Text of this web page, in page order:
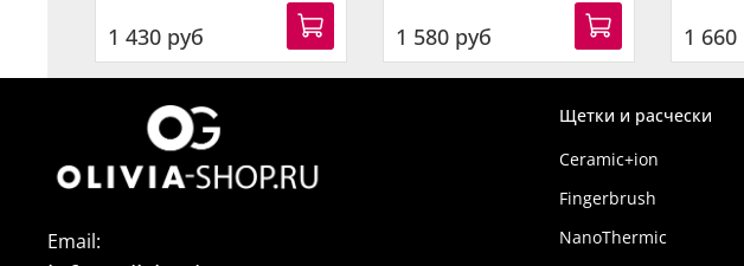
1 430 руб 1 580 руб 1 660
Щетки и расчески
Ceramic+ion
Fingerbrush
NanoThermic
Email: